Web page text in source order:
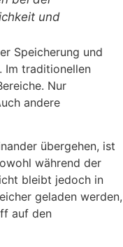
und
Speicherung und
Im traditionellen
Nur
andere
übergehen, ist
während der
bleibt jedoch in
geladen werden,
auf den